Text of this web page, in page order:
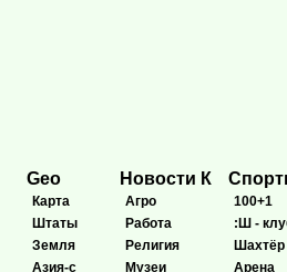
Geo
Карта
Штаты
Земля
Азия-с
Новости К
Агро
Работа
Религия
Музеи
100+1
:Ш -
Шахтёр
Арена